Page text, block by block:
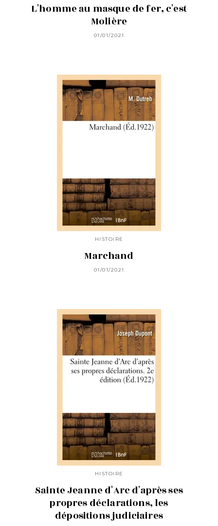
L'homme au masque de fer, c'est
Molière
01/01/2021
HISTOIRE
Marchand
01/01/2021
HISTOIRE
Sainte Jeanne d'Arc d'après ses
propres déclarations, les
dépositions judiciaires